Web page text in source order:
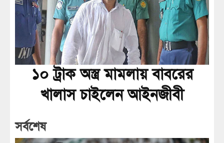
১০ ট্রাক অস্ত্র মামলায় বাবরের
খালাস চাইলেন আইনজীবী
সর্বশেষ